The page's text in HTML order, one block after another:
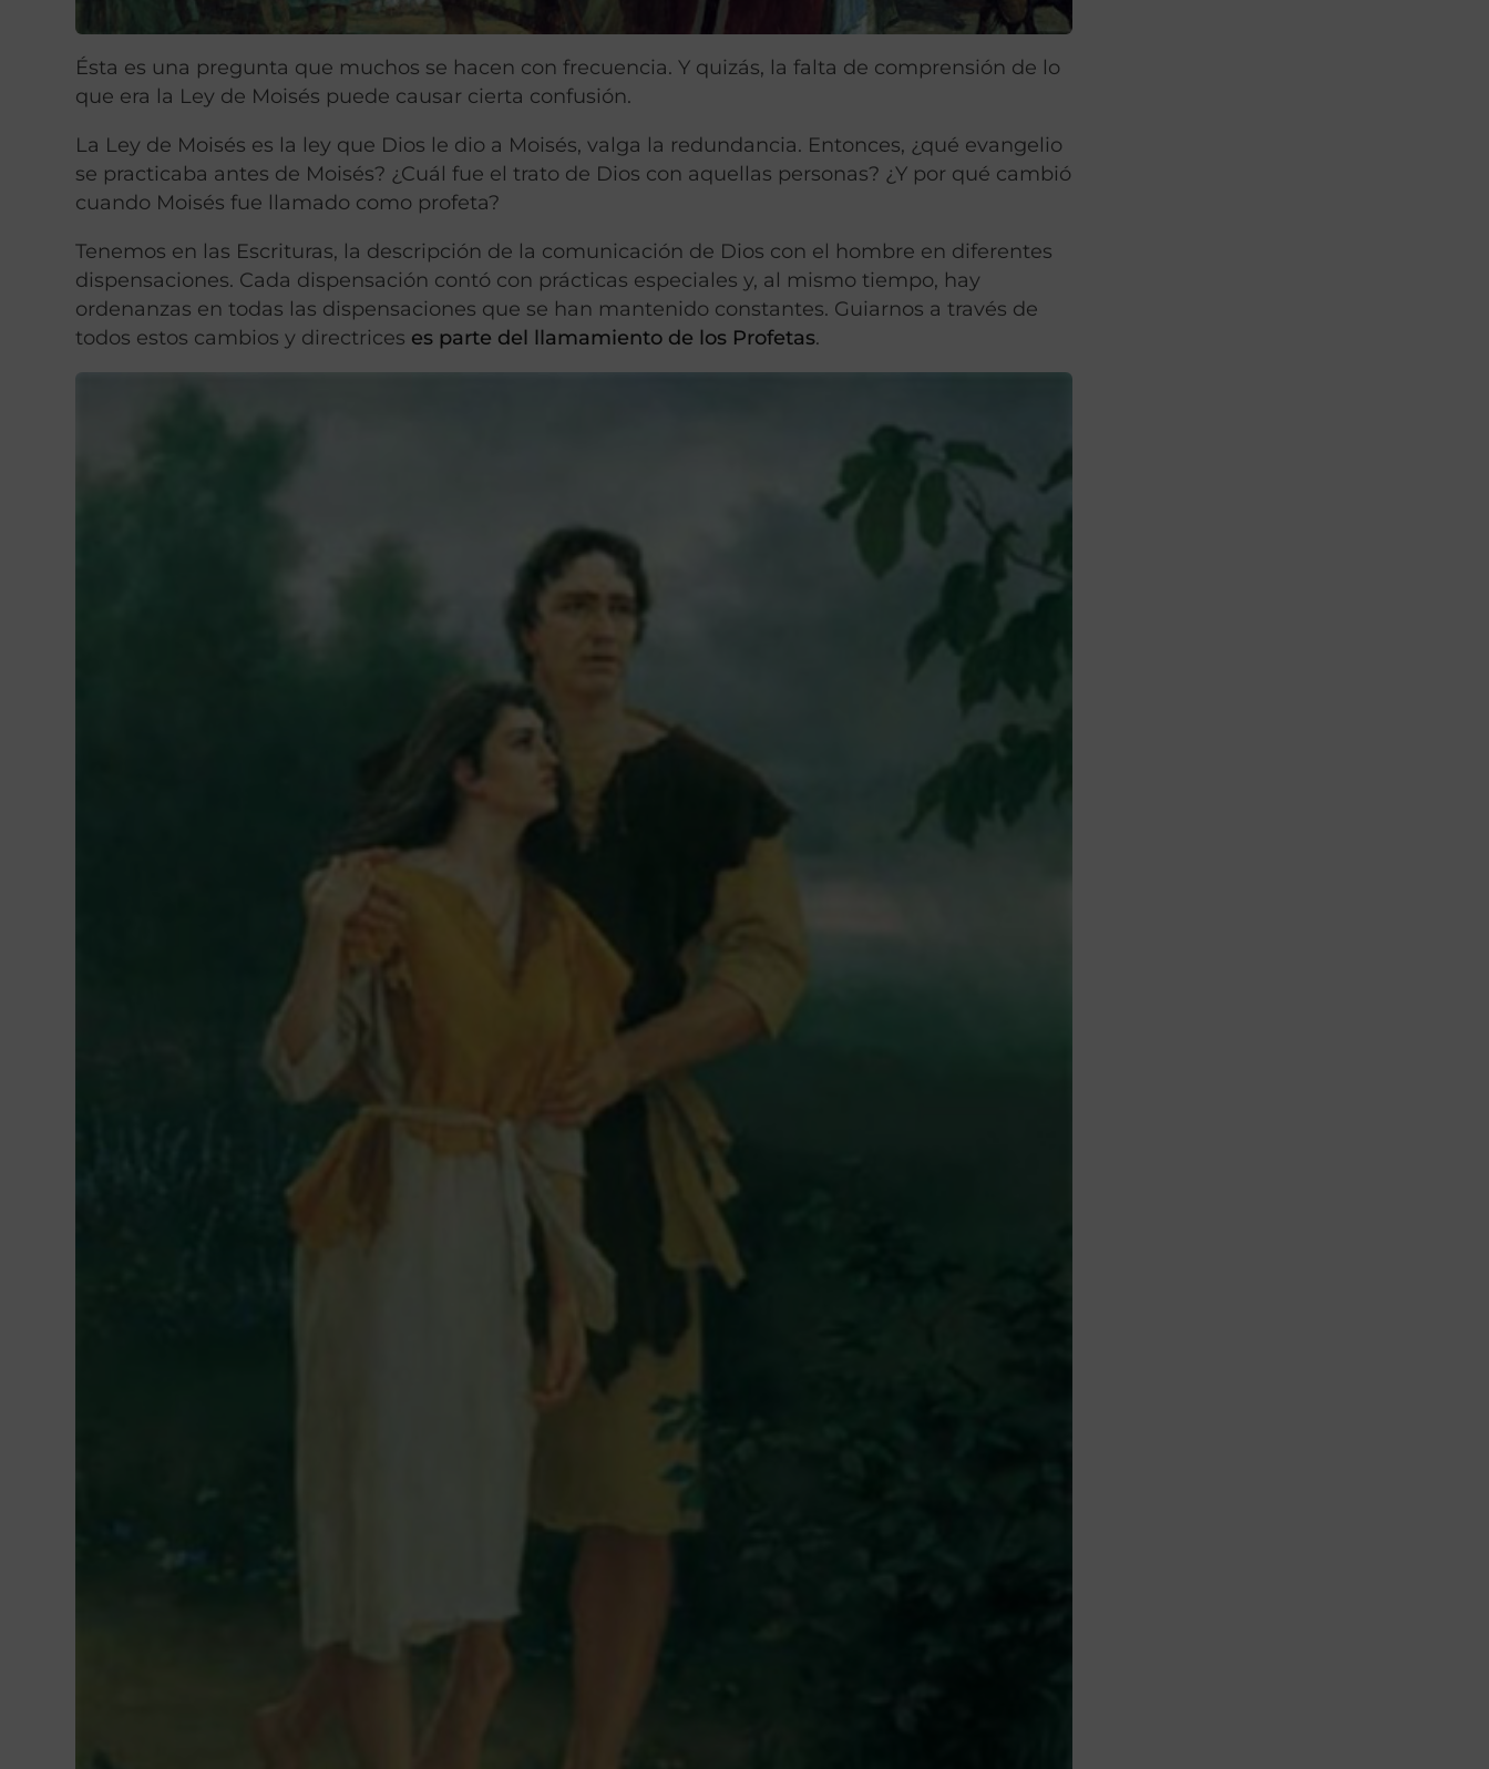
Ésta es una pregunta que muchos se hacen con frecuencia. Y quizás, la falta de comprensión de lo
que era la Ley de Moisés puede causar cierta confusión.
La Ley de Moisés es la ley que Dios le dio a Moisés, valga la redundancia. Entonces, ¿qué evangelio
se practicaba antes de Moisés? ¿Cuál fue el trato de Dios con aquellas personas? ¿Y por qué cambió
cuando Moisés fue llamado como profeta?
Tenemos en las Escrituras, la descripción de la comunicación de Dios con el hombre en diferentes
dispensaciones. Cada dispensación contó con prácticas especiales y, al mismo tiempo, hay
ordenanzas en todas las dispensaciones que se han mantenido constantes. Guiarnos a través de
todos estos cambios y directrices es parte del llamamiento de los Profetas.